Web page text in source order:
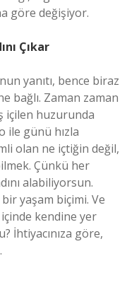
göre değişiyor.
Çıkar
yanıtı, bence biraz
bağlı. Zaman zaman
içilen huzurunda
ile günü hızla
olan ne içtiğin değil,
Çünkü her
alabiliyorsun.
yaşam biçimi. Ve
kendine yer
İhtiyacınıza göre,